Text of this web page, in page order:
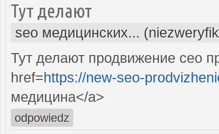
Тут делают
seo медицинских...
Тут делают продвижение сео
href=https://new-seo-
медицина</a>
odpowiedz